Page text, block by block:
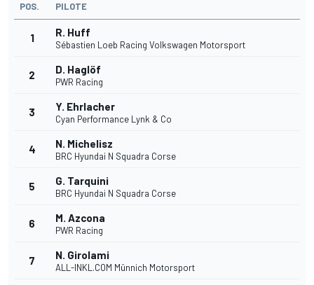
POS. PILOTE
1 R. Huff
Sébastien Loeb Racing Volkswagen Motorsport
2 D. Haglöf
PWR Racing
3 Y. Ehrlacher
Cyan Performance Lynk & Co
4 N. Michelisz
BRC Hyundai N Squadra Corse
5 G. Tarquini
BRC Hyundai N Squadra Corse
6 M. Azcona
PWR Racing
7 N. Girolami
ALL-INKL.COM Münnich Motorsport